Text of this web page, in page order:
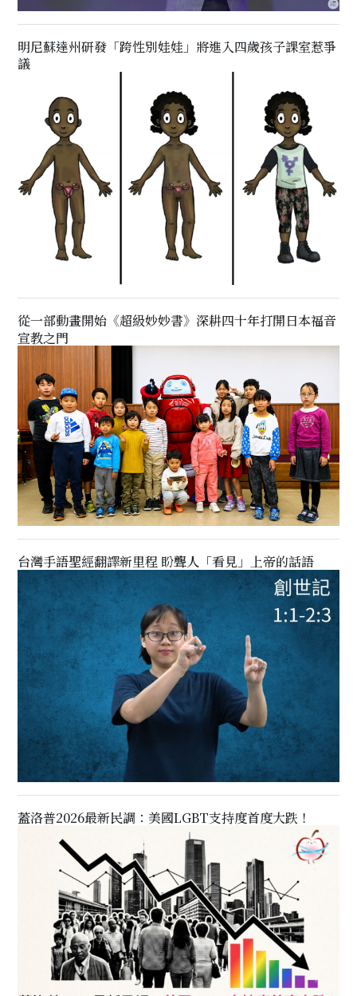
明尼蘇達州研發「跨性別娃娃」將進入四歲孩子課室惹爭
議
從一部動畫開始《超級妙妙書》深耕四十年打開日本福音
宣教之門
台灣手語聖經翻譯新里程 盼聾人「看見」上帝的話語
蓋洛普2026最新民調：美國LGBT支持度首度大跌！